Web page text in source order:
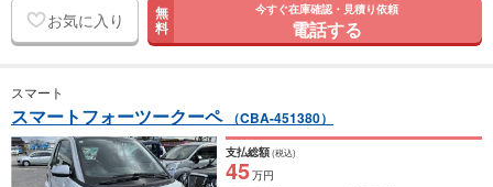
お気に入り 無
料
今すぐ在庫確認・見積り依頼
電話する
スマート
スマートフォーツークーペ （CBA-451380）
支払総額(税込)
45万円